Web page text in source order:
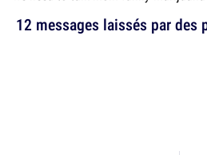
12 messages laissés par des